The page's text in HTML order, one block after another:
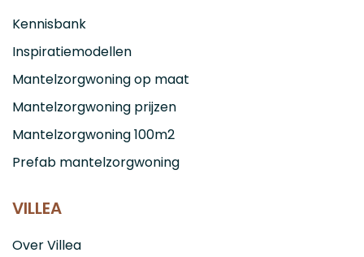
Kennisbank
Inspiratiemodellen
Mantelzorgwoning op maat
Mantelzorgwoning prijzen
Mantelzorgwoning 100m2
Prefab mantelzorgwoning
VILLEA
Over Villea